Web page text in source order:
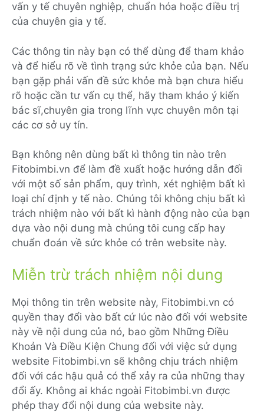
vấn y tế chuyên nghiệp, chuẩn hóa hoặc điều trị
của chuyên gia y tế.
Các thông tin này bạn có thể dùng để tham khảo
và để hiểu rõ về tình trạng sức khỏe của bạn. Nếu
bạn gặp phải vấn đề sức khỏe mà bạn chưa hiểu
rõ hoặc cần tư vấn cụ thể, hãy tham khảo ý kiến
bác sĩ,chuyên gia trong lĩnh vực chuyên môn tại
các cơ sở uy tín.
Bạn không nên dùng bất kì thông tin nào trên
Fitobimbi.vn để làm đề xuất hoặc hướng dẫn đối
với một số sản phẩm, quy trình, xét nghiệm bất kì
loại chỉ định y tế nào. Chúng tôi không chịu bất kì
trách nhiệm nào với bất kì hành động nào của bạn
dựa vào nội dung mà chúng tôi cung cấp hay
chuẩn đoán về sức khỏe có trên website này.
Miễn trừ trách nhiệm nội dung
Mọi thông tin trên website này, Fitobimbi.vn có
quyền thay đổi vào bất cứ lúc nào đối với website
này về nội dung của nó, bao gồm Những Điều
Khoản Và Điều Kiện Chung đối với việc sử dụng
website Fitobimbi.vn sẽ không chịu trách nhiệm
đối với các hậu quả có thể xảy ra của những thay
đổi ấy. Không ai khác ngoài Fitobimbi.vn được
phép thay đổi nội dung của website này.